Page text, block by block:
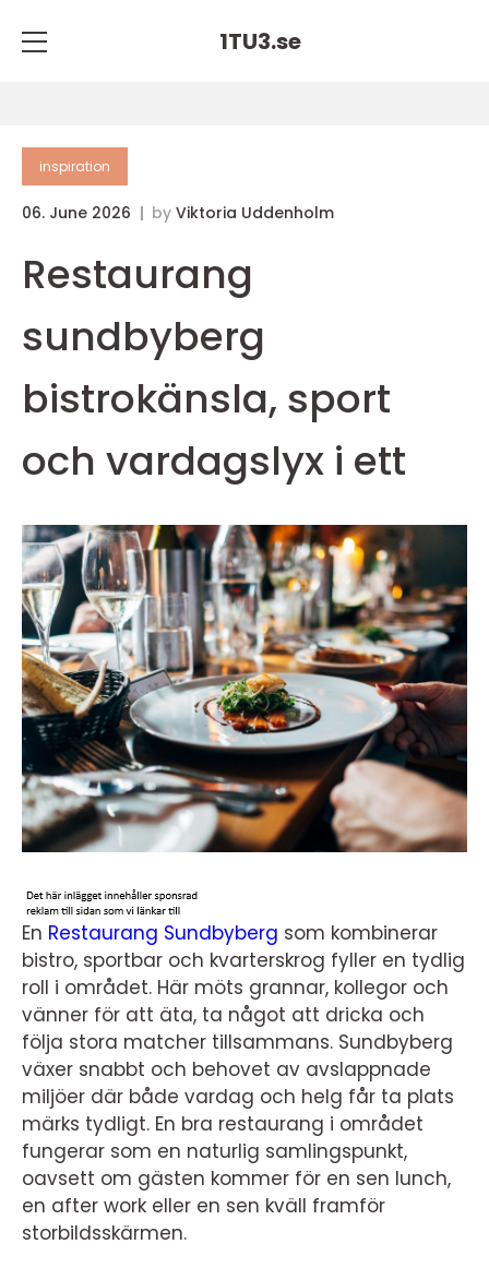
1TU3.se
inspiration
06. June 2026 by Viktoria Uddenholm
Restaurang
sundbyberg
bistrokänsla, sport
och vardagslyx i ett
En Restaurang Sundbyberg som kombinerar
bistro, sportbar och kvarterskrog fyller en tydlig
roll i området. Här möts grannar, kollegor och
vänner för att äta, ta något att dricka och
följa stora matcher tillsammans. Sundbyberg
växer snabbt och behovet av avslappnade
miljöer där både vardag och helg får ta plats
märks tydligt. En bra restaurang i området
fungerar som en naturlig samlingspunkt,
oavsett om gästen kommer för en sen lunch,
en after work eller en sen kväll framför
storbildsskärmen.